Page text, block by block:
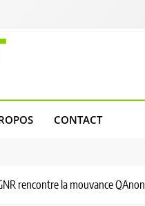
CONTACT
rencontre la mouvance QAnon